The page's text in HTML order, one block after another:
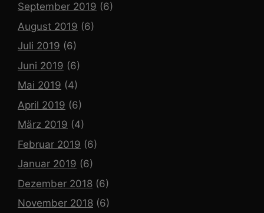
September 2019 (6)
August 2019 (6)
Juli 2019 (6)
Juni 2019 (6)
Mai 2019 (4)
April 2019 (6)
März 2019 (4)
Februar 2019 (6)
Januar 2019 (6)
Dezember 2018 (6)
November 2018 (6)